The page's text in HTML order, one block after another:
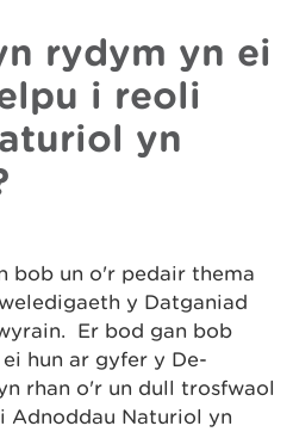
rydym yn ei
i reoli
yn
bob un o'r pedair thema
y Datganiad
Er bod gan bob
hun ar gyfer y De-
rhan o'r un dull trosfwaol
Adnoddau Naturiol yn